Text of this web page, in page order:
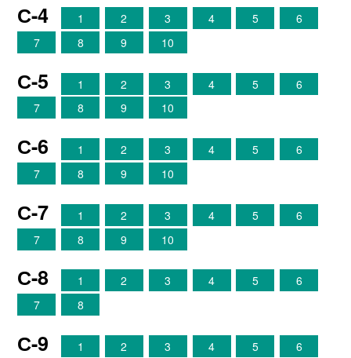
С-4 1 2 3 4 5
6
7
8 9 10
С-5 1 2 3 4 5
6
7
8 9 10
С-6 1 2 3 4 5
6
7
8 9 10
С-7 1 2 3 4 5
6
7
8 9 10
С-8 1 2 3 4 5
6
7
8
С-9 1 2 3 4 5
6